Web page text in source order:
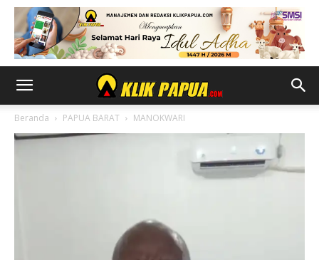
Beranda PAPUA BARAT MANOKWARI